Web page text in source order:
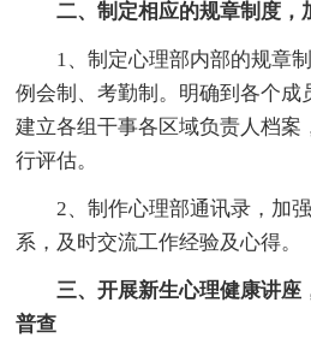
二、制定相应的规章制度，
1、制定心理部内部的规章
例会制、考勤制。明确到各个成
建立各组干事各区域负责人档案
行评估。
2、制作心理部通讯录，加
系，及时交流工作经验及心得。
三、开展新生心理健康讲座
普查